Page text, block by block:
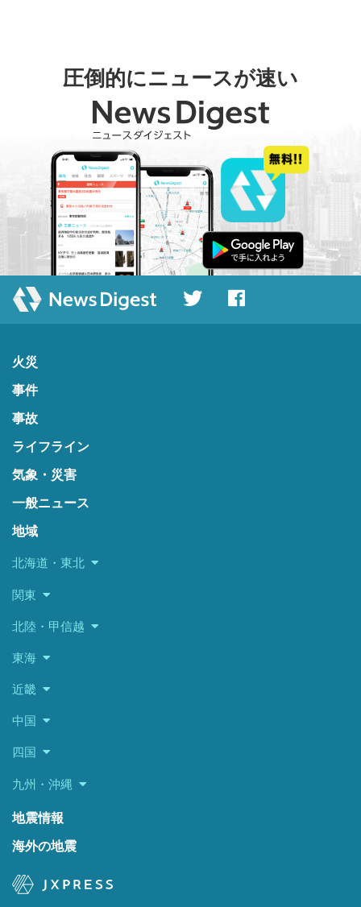
圧倒的にニュースが速い
火災
事件
事故
ライフライン
気象・災害
一般ニュース
地域
北海道・東北
関東
北陸・甲信越
東海
近畿
中国
四国
九州・沖縄
地震情報
海外の地震